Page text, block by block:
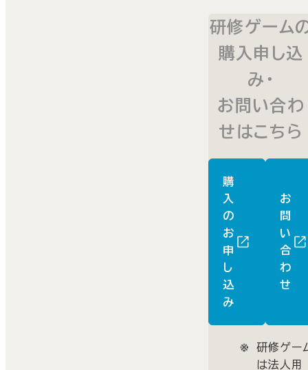
研修ゲーム
購入申し込
み・
お問い合わ
せはこちら
購
入
の
お
申
し
込
み
お
問
い
合
わ
せ
研修ゲー
は法人用